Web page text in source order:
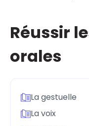
Réussir
orales
La gestuelle
La voix